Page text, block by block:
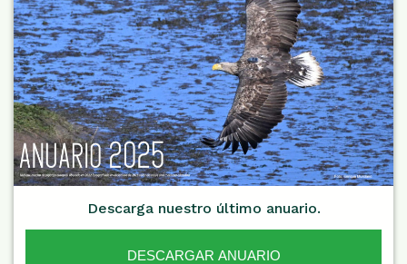
Descarga nuestro último anuario.
DESCARGAR ANUARIO